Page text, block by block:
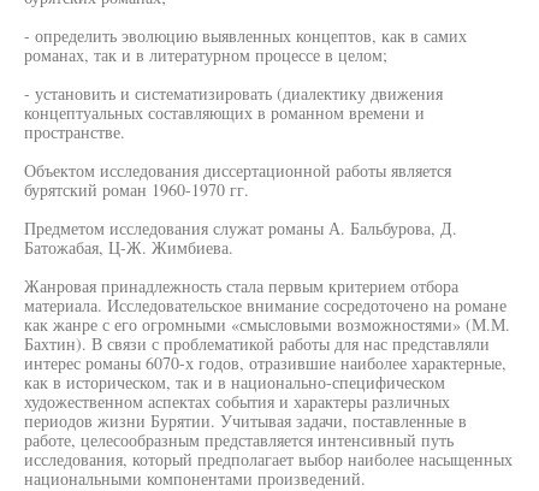
- определить эволюцию выявленных концептов, как в самих
романах, так и в литературном процессе в целом;
- установить и систематизировать (диалектику движения
концептуальных составляющих в романном времени и
пространстве.
Объектом исследования диссертационной работы является
бурятский роман 1960-1970 гг.
Предметом исследования служат романы А. Бальбурова, Д.
Батожабая, Ц-Ж. Жимбиева.
Жанровая принадлежность стала первым критерием отбора
материала. Исследовательское внимание сосредоточено на романе
как жанре с его огромными «смысловыми возможностями» (М.М.
Бахтин). В связи с проблематикой работы для нас представляли
интерес романы 6070-х годов, отразившие наиболее характерные,
как в историческом, так и в национально-специфическом
художественном аспектах события и характеры различных
периодов жизни Бурятии. Учитывая задачи, поставленные в
работе, целесообразным представляется интенсивный путь
исследования, который предполагает выбор наиболее насыщенных
национальными компонентами произведений.